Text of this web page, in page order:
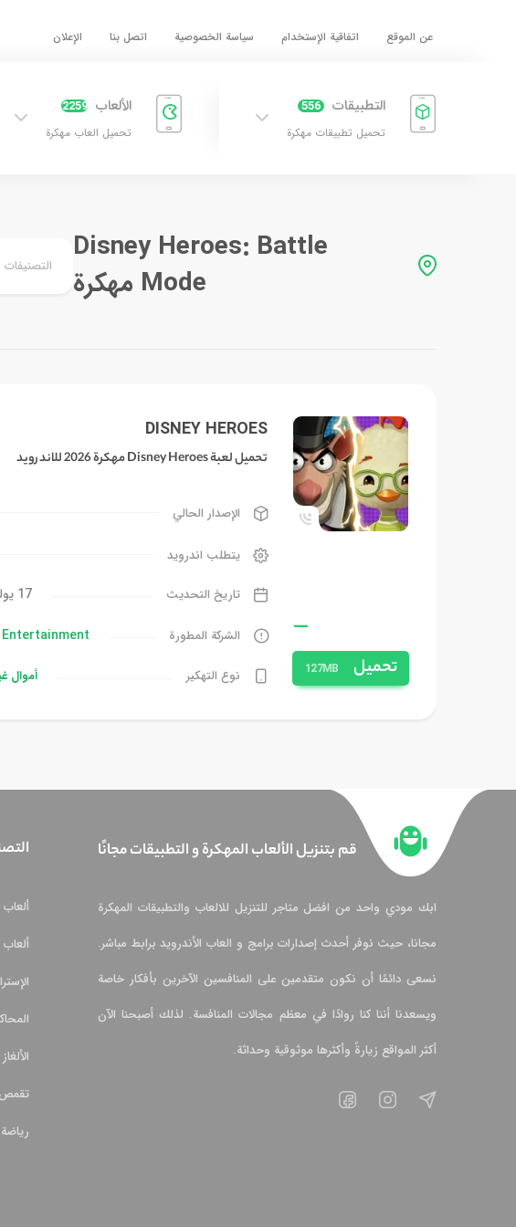
عن الموقع اتفاقية الإستخدام سياسة الخصوصية اتصل بنا الإعلان
التطبيقات 556
تحميل تطبيقات مهكرة
الألعاب 2259
تحميل العاب مهكرة
Disney Heroes: Battle
Mode مهكرة
التصنيفات
—
تحميل 127MB
DISNEY HEROES
تحميل لعبة Disney Heroes مهكرة 2026 للاندرويد
الإصدار الحالي
يتطلب اندرويد
تاريخ التحديث 17 يوليو، 2026
الشركة المطورة
نوع التهكير أموال
قم بتنزيل الألعاب المهكرة و التطبيقات مجانًا
ابك مودي واحد من افضل متاجر للتنزيل للالعاب والتطبيقات المهكرة
مجانا، حيث نوفر أحدث إصدارات برامج و العاب الأندرويد برابط مباشر.
نسعى دائمًا أن نكون متقدمين على المنافسين الآخرين بأفكار خاصة
ويسعدنا أننا كنا روادًا في معظم مجالات المنافسة. لذلك أصبحنا الآن
أكثر المواقع زيارةً وأكثرها موثوقية وحداثة.
الألغاز
تقمص
رياضة